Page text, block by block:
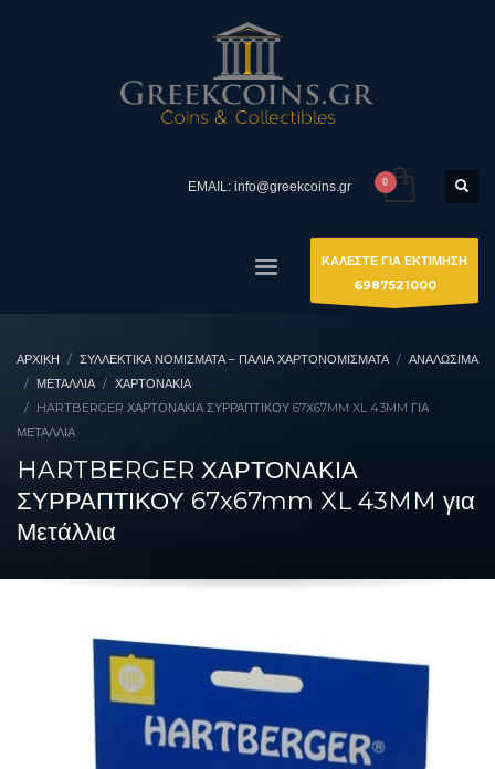
EMAIL: info@greekcoins.gr
ΚΑΛΕΣΤΕ ΓΙΑ ΕΚΤΙΜΗΣΗ
6987521000
ΑΡΧΙΚΉ ΣΥΛΛΕΚΤΙΚΆ ΝΟΜΊΣΜΑΤΑ – ΠΑΛΙΆ ΧΑΡΤΟΝΟΜΊΣΜΑΤΑ
ΑΝΑΛΩΣΙΜΑ
ΜΕΤΆΛΛΙΑ
ΧΑΡΤΟΝΆΚΙΑ
HARTBERGER ΧΑΡΤΟΝΑΚΙΑ ΣΥΡΡΑΠΤΙΚΟΥ 67X67MM XL 43MM ΓΙΑ
ΜΕΤΆΛΛΙΑ
HARTBERGER ΧΑΡΤΟΝΑΚΙΑ
ΣΥΡΡΑΠΤΙΚΟΥ 67x67mm XL 43MM για
Μετάλλια